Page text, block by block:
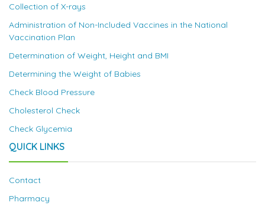
Collection of X-rays
Administration of Non-Included Vaccines in the National
Vaccination Plan
Determination of Weight, Height and BMI
Determining the Weight of Babies
Check Blood Pressure
Cholesterol Check
Check Glycemia
QUICK LINKS
Contact
Pharmacy